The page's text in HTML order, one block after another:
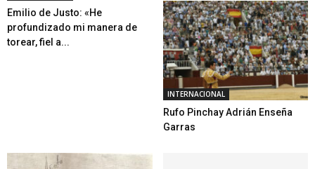
Emilio de Justo: «He
profundizado mi manera de
torear, fiel a...
INTERNACIONAL
Rufo Pinchay Adrián Enseña
Garras